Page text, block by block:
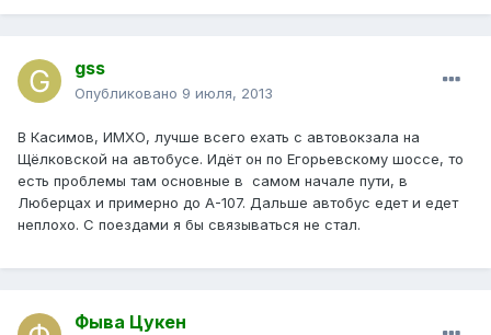
gss
Опубликовано 9 июля, 2013
В Касимов, ИМХО, лучше всего ехать с автовокзала на
Щёлковской на автобусе. Идёт он по Егорьевскому шоссе, то
есть проблемы там основные в самом начале пути, в
Люберцах и примерно до А-107. Дальше автобус едет и едет
неплохо. С поездами я бы связываться не стал.
Фыва Цукен